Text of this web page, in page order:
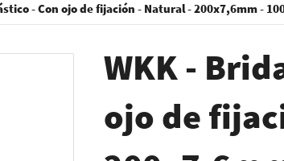
- Con ojo de fijación - Natural - 200x7,6mm -
WKK -
ojo de